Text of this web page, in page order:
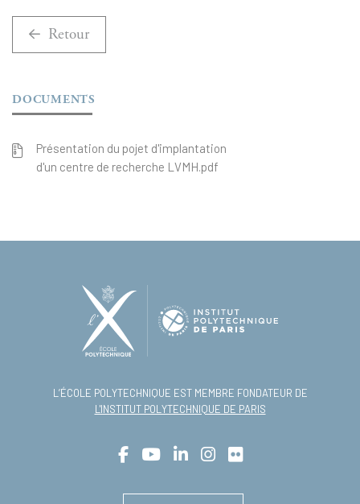
DOCUMENTS
Présentation du pojet d'implantation
d'un centre de recherche LVMH.pdf
Retour
L’ÉCOLE POLYTECHNIQUE EST MEMBRE FONDATEUR DE
L'INSTITUT POLYTECHNIQUE DE PARIS